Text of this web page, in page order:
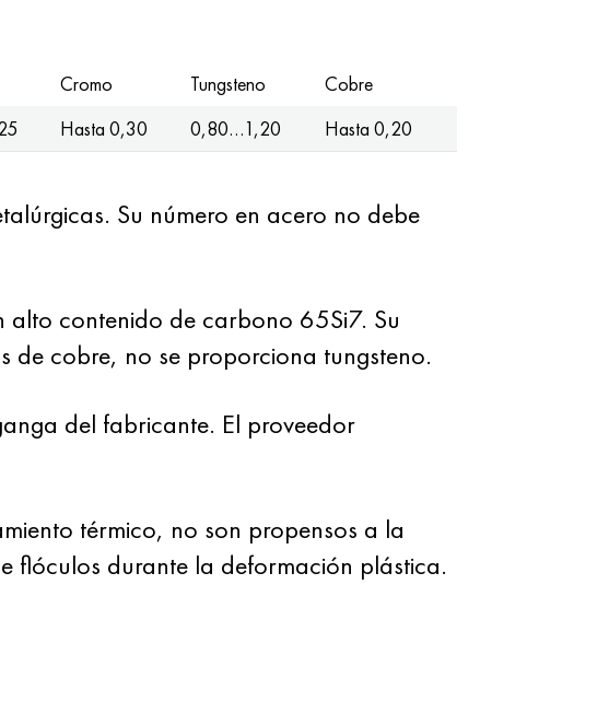
Cromo Tungsteno
Cobre
Hasta 0,30 0,80…1,20 Hasta 0,20
Su número en acero no debe
contenido de carbono 65Si7. Su
de cobre, no se proporciona tungsteno.
del fabricante. El proveedor
térmico, no son propensos a la
flóculos durante la deformación plástica.